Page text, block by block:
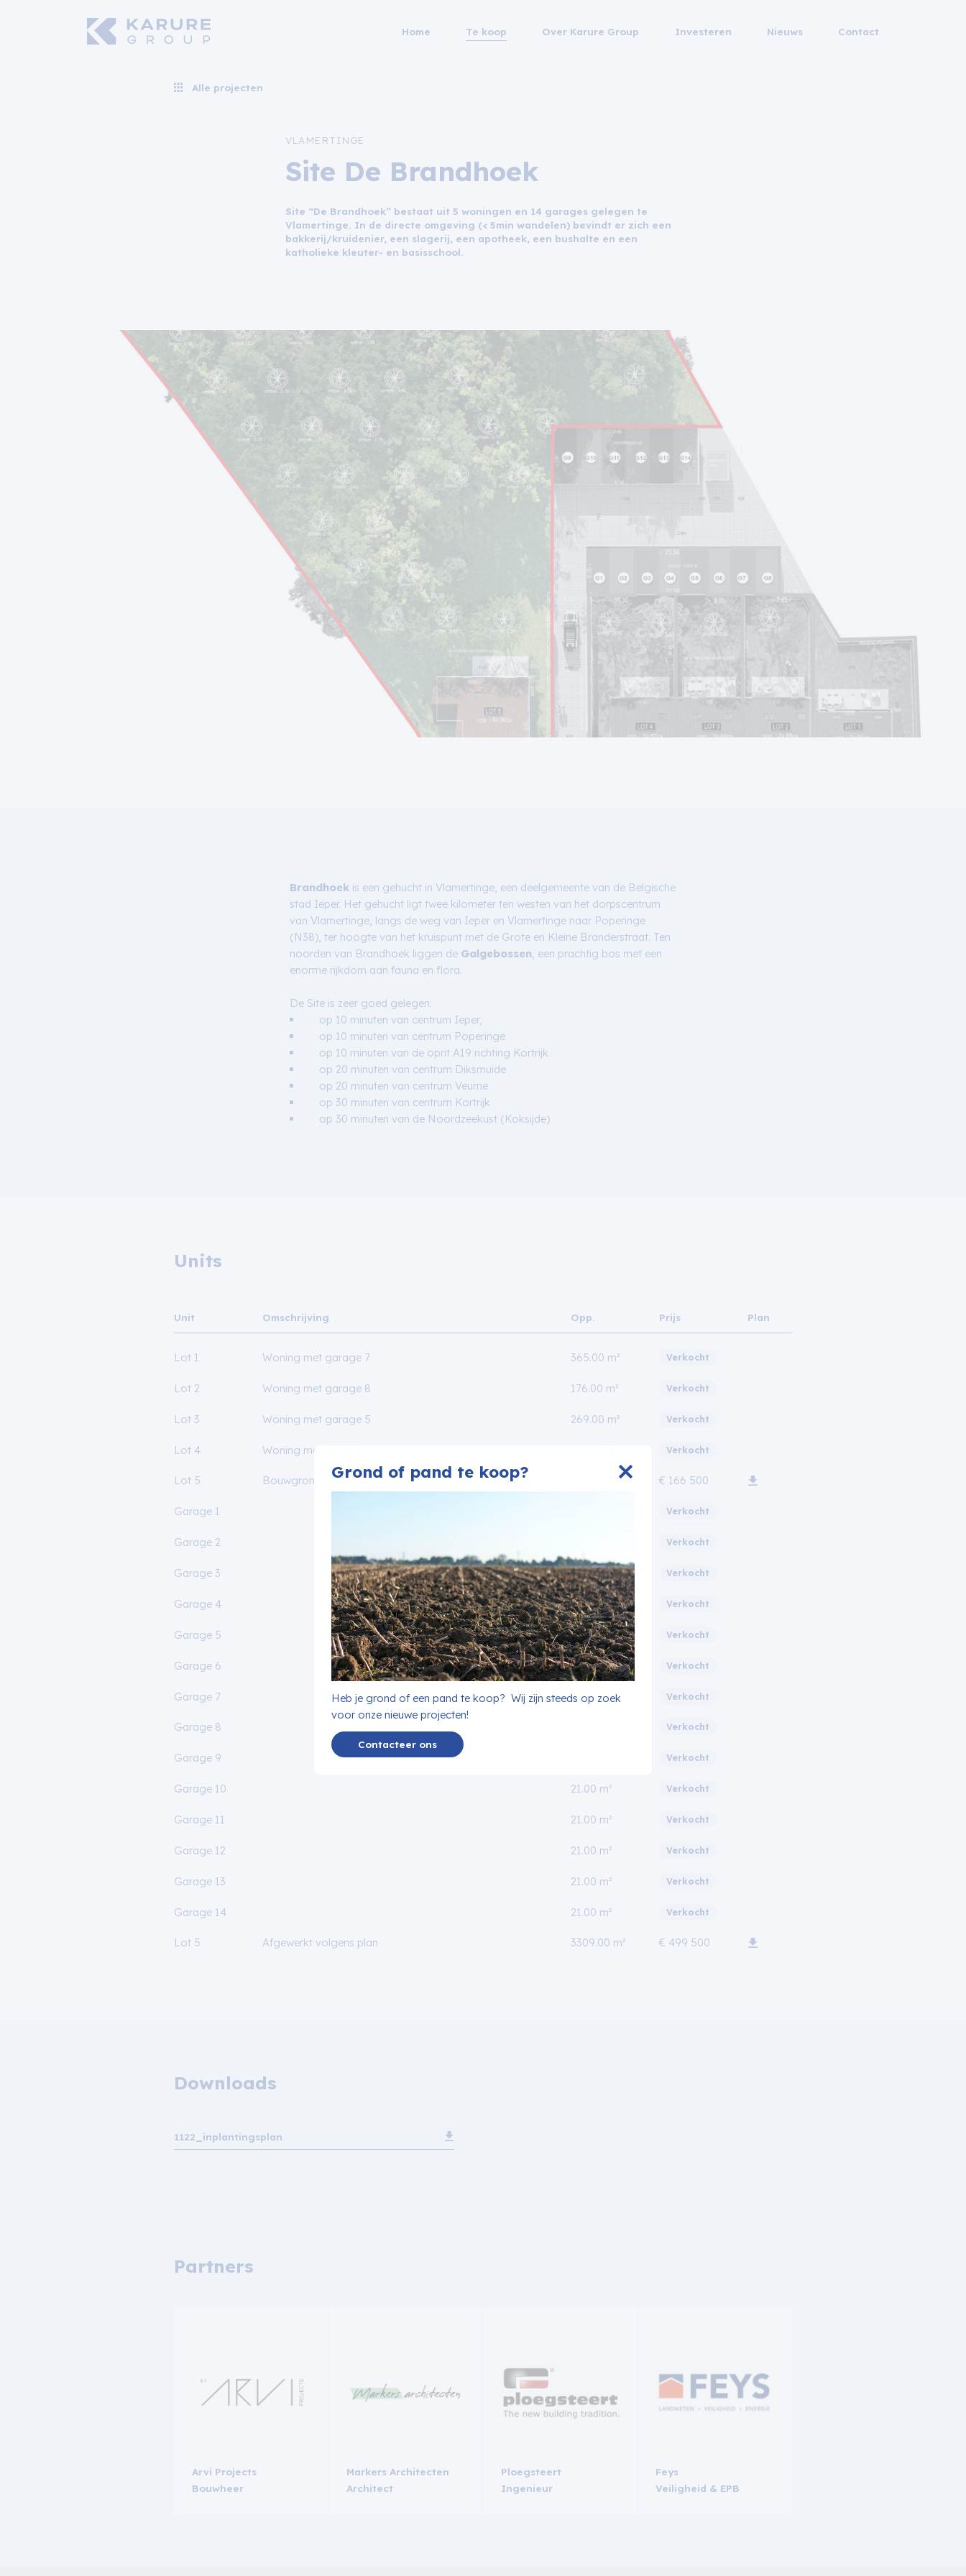
Grond of pand te koop?
Heb je grond of een pand te koop? Wij zijn steeds op zoek
voor onze nieuwe projecten!
Contacteer ons
Home Te koop Over Karure Group Investeren Nieuws Contact
Alle projecten
VLAMERTINGE
Site De Brandhoek
Site “De Brandhoek” bestaat uit 5 woningen en 14 garages gelegen te
Vlamertinge. In de directe omgeving (< 5min wandelen) bevindt er zich een
bakkerij/kruidenier, een slagerij, een apotheek, een bushalte en een
katholieke kleuter- en basisschool.
Brandhoek is een gehucht in Vlamertinge, een deelgemeente van de Belgische
stad Ieper. Het gehucht ligt twee kilometer ten westen van het dorpscentrum
van Vlamertinge, langs de weg van Ieper en Vlamertinge naar Poperinge
(N38), ter hoogte van het kruispunt met de Grote en Kleine Branderstraat. Ten
noorden van Brandhoek liggen de Galgebossen , een prachtig bos met een
enorme rijkdom aan fauna en flora.
De Site is zeer goed gelegen:
op 10 minuten van centrum Ieper,
op 10 minuten van centrum Poperinge
op 10 minuten van de oprit A19 richting Kortrijk
op 20 minuten van centrum Diksmuide
op 20 minuten van centrum Veurne
op 30 minuten van centrum Kortrijk
op 30 minuten van de Noordzeekust (Koksijde)
Units
Unit Omschrijving Opp. Prijs Plan
Lot 1 Woning met garage 7 365.00 m² Verkocht
Lot 2 Woning met garage 8 176.00 m² Verkocht
Lot 3 Woning met garage 5 269.00 m² Verkocht
Lot 4 Woning met garage 3 Verkocht
Lot 5 Bouwgrond + woning op maat 3309.00 m² € 166 500
Garage 1 Verkocht
Garage 2 Verkocht
Garage 3 18.00 m² Verkocht
Garage 4 18.00 m² Verkocht
Garage 5 18.00 m² Verkocht
Garage 6 18.00 m² Verkocht
Garage 7 18.00 m² Verkocht
Garage 8 Verkocht
Garage 9 Verkocht
Garage 10 21.00 m² Verkocht
Garage 11 21.00 m² Verkocht
Garage 12 21.00 m² Verkocht
Garage 13 21.00 m² Verkocht
Garage 14 21.00 m² Verkocht
Lot 5 Afgewerkt volgens plan 3309.00 m² € 499 500
Downloads
1122_inplantingsplan
Partners
Arvi Projects
Bouwheer
Markers Architecten
Architect
Ploegsteert
Ingenieur
Feys
Veiligheid & EPB